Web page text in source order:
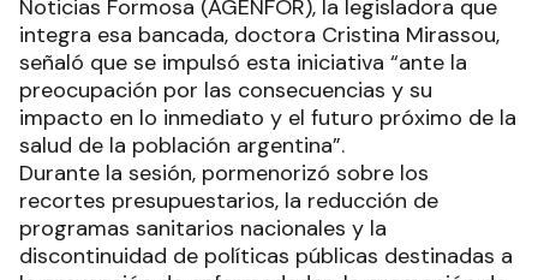
Noticias Formosa (AGENFOR), la legisladora que
integra esa bancada, doctora Cristina Mirassou,
señaló que se impulsó esta iniciativa “ante la
preocupación por las consecuencias y su
impacto en lo inmediato y el futuro próximo de la
salud de la población argentina”.
Durante la sesión, pormenorizó sobre los
recortes presupuestarios, la reducción de
programas sanitarios nacionales y la
discontinuidad de políticas públicas destinadas a